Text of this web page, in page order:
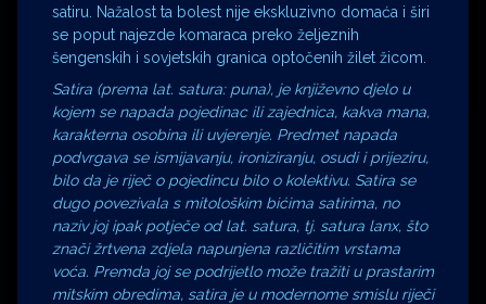
satiru. Nažalost ta bolest nije ekskluzivno domaća i širi
se poput najezde komaraca preko željeznih
šengenskih i sovjetskih granica optočenih žilet žicom.
Satira (prema lat. satura: puna), je književno djelo u
kojem se napada pojedinac ili zajednica, kakva mana,
karakterna osobina ili uvjerenje. Predmet napada
podvrgava se ismijavanju, ironiziranju, osudi i prijeziru,
bilo da je riječ o pojedincu bilo o kolektivu. Satira se
dugo povezivala s mitološkim bićima satirima, no
naziv joj ipak potječe od lat. satura, tj. satura lanx, što
znači žrtvena zdjela napunjena različitim vrstama
voća. Premda joj se podrijetlo može tražiti u prastarim
mitskim obredima, satira je u modernome smislu riječi